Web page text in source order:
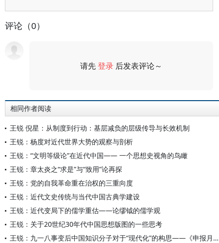
评论（0）
请先登录 后发表评论～
相同作者阅读
王锐 倪星：从制度到行动：基层减负的层级传导与长效机制
王锐：杨度对近代世界大势的观察与剖析
王锐：“文明等级论”在近代中国—— 一个思想史视角的鸟瞰
王锐：章太炎之“求是”与“致用”论再探
王锐：党的自我革命重在治权的三重向度
王锐：近代文史传统与当代中国古典学建设
王锐：近代变局下的儒学重估——论缪钺的儒学观
王锐：关于20世纪30年代中国思想版图的一些思考
王锐：九一八事变后中国知识分子对于“现代化”的构思——《申报月刊》的相关讨论及其回响